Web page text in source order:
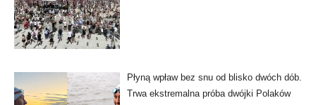
Płyną wpław bez snu od blisko dwóch dób.
Trwa ekstremalna próba dwójki Polaków